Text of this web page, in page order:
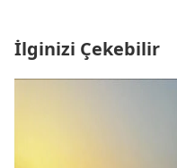
İlginizi Çekebilir